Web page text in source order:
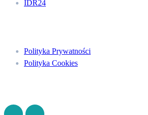
IDR24
Polityka Prywatności
Polityka Cookies